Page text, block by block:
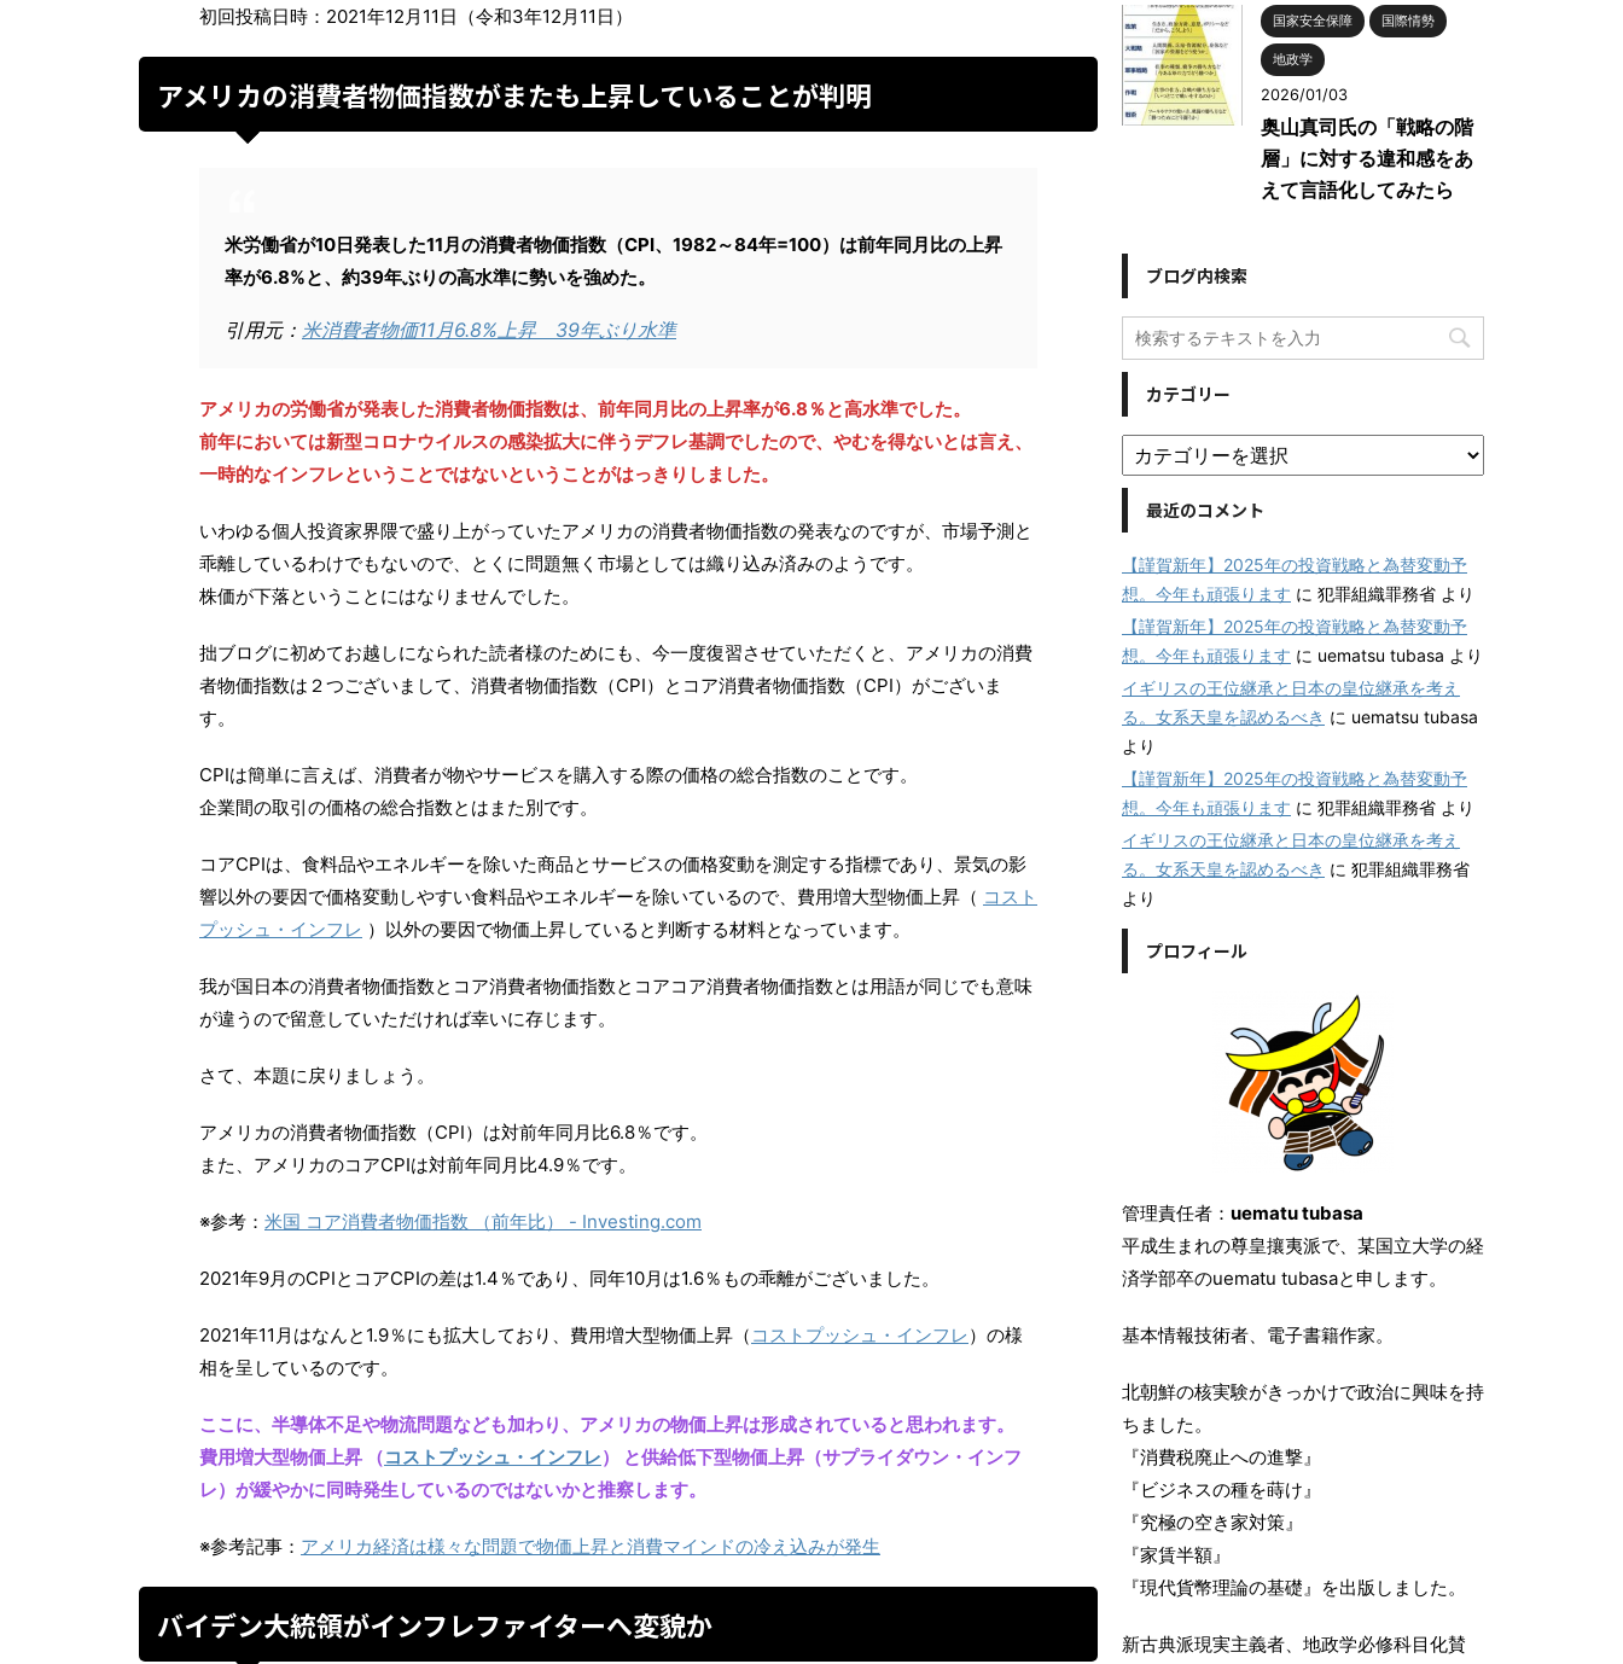
初回投稿日時：2021年12月11日（令和3年12月11日）
アメリカの消費者物価指数がまたも上昇していることが判明
米労働省が10日発表した11月の消費者物価指数（CPI、1982～84年=100）は前年同月比の上昇
率が6.8%と、約39年ぶりの高水準に勢いを強めた。
引用元： 米消費者物価11月6.8%上昇 39年ぶり水準
アメリカの労働省が発表した消費者物価指数は、前年同月比の上昇率が6.8％と高水準でした。
前年においては新型コロナウイルスの感染拡大に伴うデフレ基調でしたので、やむを得ないとは言え、
一時的なインフレということではないということがはっきりしました。
いわゆる個人投資家界隈で盛り上がっていたアメリカの消費者物価指数の発表なのですが、市場予測と
乖離しているわけでもないので、とくに問題無く市場としては織り込み済みのようです。
株価が下落ということにはなりませんでした。
拙ブログに初めてお越しになられた読者様のためにも、今一度復習させていただくと、アメリカの消費
者物価指数は２つございまして、消費者物価指数（CPI）とコア消費者物価指数（CPI）がございま
す。
CPIは簡単に言えば、消費者が物やサービスを購入する際の価格の総合指数のことです。
企業間の取引の価格の総合指数とはまた別です。
コアCPIは、食料品やエネルギーを除いた商品とサービスの価格変動を測定する指標であり、景気の影
響以外の要因で価格変動しやすい食料品やエネルギーを除いているので、費用増大型物価上昇（ コスト
プッシュ・インフレ ）以外の要因で物価上昇していると判断する材料となっています。
我が国日本の消費者物価指数とコア消費者物価指数とコアコア消費者物価指数とは用語が同じでも意味
が違うので留意していただければ幸いに存じます。
さて、本題に戻りましょう。
アメリカの消費者物価指数（CPI）は対前年同月比6.8％です。
また、アメリカのコアCPIは対前年同月比4.9％です。
※参考： 米国 コア消費者物価指数 （前年比） - Investing.com
2021年9月のCPIとコアCPIの差は1.4％であり、同年10月は1.6％もの乖離がございました。
2021年11月はなんと1.9％にも拡大しており、費用増大型物価上昇（ コストプッシュ・インフレ ）の様
相を呈しているのです。
ここに、半導体不足や物流問題なども加わり、アメリカの物価上昇は形成されていると思われます。
費用増大型物価上昇 （コストプッシュ・インフレ） と供給低下型物価上昇（サプライダウン・インフ
レ）が緩やかに同時発生しているのではないかと推察します。
※参考記事： アメリカ経済は様々な問題で物価上昇と消費マインドの冷え込みが発生
バイデン大統領がインフレファイターへ変貌か
国家安全保障 国際情勢
地政学
2026/01/03
奥山真司氏の「戦略の階
層」に対する違和感をあ
えて言語化してみたら
ブログ内検索
カテゴリー
最近のコメント
【謹賀新年】2025年の投資戦略と為替変動予
想。今年も頑張ります に 犯罪組織罪務省 より
【謹賀新年】2025年の投資戦略と為替変動予
想。今年も頑張ります に uematsu tubasa より
イギリスの王位継承と日本の皇位継承を考え
る。女系天皇を認めるべき に uematsu tubasa
より
【謹賀新年】2025年の投資戦略と為替変動予
想。今年も頑張ります に 犯罪組織罪務省 より
イギリスの王位継承と日本の皇位継承を考え
る。女系天皇を認めるべき に 犯罪組織罪務省
より
プロフィール
管理責任者： uematu tubasa
平成生まれの尊皇攘夷派で、某国立大学の経
済学部卒のuematu tubasaと申します。
基本情報技術者、電子書籍作家。
北朝鮮の核実験がきっかけで政治に興味を持
ちました。
『消費税廃止への進撃』
『ビジネスの種を蒔け』
『究極の空き家対策』
『家賃半額』
『現代貨幣理論の基礎』を出版しました。
新古典派現実主義者、地政学必修科目化賛